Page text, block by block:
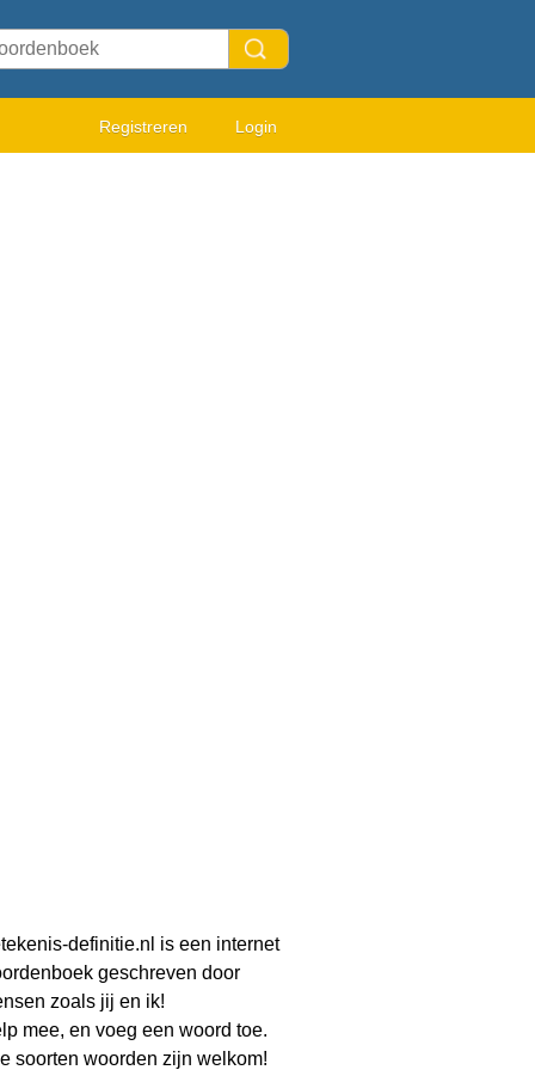
Registreren Login
definitie.nl is een internet
geschreven door
zoals jij en ik!
mee, en voeg een woord toe.
soorten woorden zijn welkom!